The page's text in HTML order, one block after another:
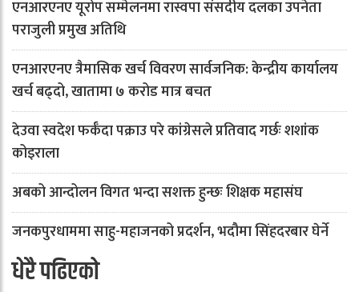
एनआरएनए यूरोप सम्मेलनमा रास्वपा संसदीय दलका उपनेता
पराजुली प्रमुख अतिथि
एनआरएनए त्रैमासिक खर्च विवरण सार्वजनिक: केन्द्रीय कार्यालय
खर्च बढ्दो, खातामा ७ करोड मात्र बचत
देउवा स्वदेश फर्कँदा पक्राउ परे कांग्रेसले प्रतिवाद गर्छः शशांक
कोइराला
अबको आन्दोलन विगत भन्दा सशक्त हुन्छः शिक्षक महासंघ
जनकपुरधाममा साहु-महाजनको प्रदर्शन, भदौमा सिंहदरबार घेर्ने
धेरै पढिएको